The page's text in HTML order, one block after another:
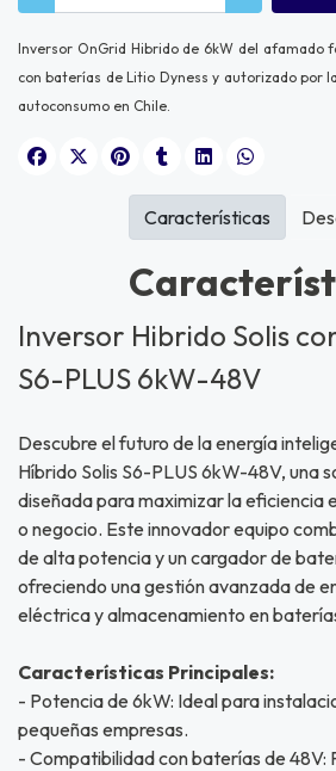
Inversor OnGrid Hibrido de 6kW del afamado
con baterías de Litio Dyness y autorizado por
autoconsumo en Chile.
Inversor Hibrido Solis
S6-PLUS 6kW-48V
Descubre el futuro de la energía
Híbrido Solis S6-PLUS 6kW-48V, una
diseñada para maximizar la eficiencia
o negocio. Este innovador equipo
de alta potencia y un cargador de
ofreciendo una gestión avanzada de
eléctrica y almacenamiento en
Características Principales:
- Potencia de 6kW: Ideal para
pequeñas empresas.
- Compatibilidad con baterías de 48V:
Características